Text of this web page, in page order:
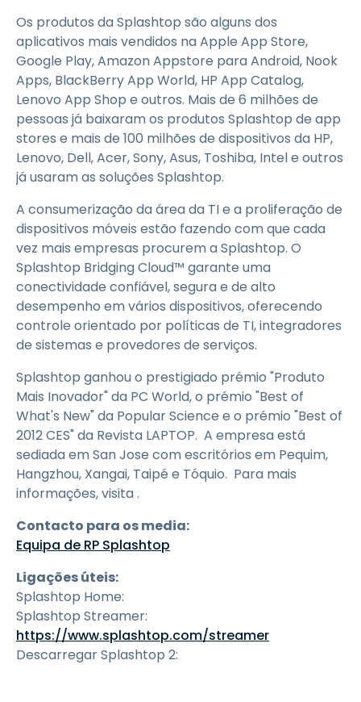
Os produtos da Splashtop são alguns dos
aplicativos mais vendidos na Apple App Store,
Google Play, Amazon Appstore para Android, Nook
Apps, BlackBerry App World, HP App Catalog,
Lenovo App Shop e outros. Mais de 6 milhões de
pessoas já baixaram os produtos Splashtop de app
stores e mais de 100 milhões de dispositivos da HP,
Lenovo, Dell, Acer, Sony, Asus, Toshiba, Intel e outros
já usaram as soluções Splashtop.
A consumerização da área da TI e a proliferação de
dispositivos móveis estão fazendo com que cada
vez mais empresas procurem a Splashtop. O
Splashtop Bridging Cloud™ garante uma
conectividade confiável, segura e de alto
desempenho em vários dispositivos, oferecendo
controle orientado por políticas de TI, integradores
de sistemas e provedores de serviços.
Splashtop ganhou o prestigiado prémio "Produto
Mais Inovador" da PC World, o prémio "Best of
What's New" da Popular Science e o prémio "Best of
2012 CES" da Revista LAPTOP. A empresa está
sediada em San Jose com escritórios em Pequim,
Hangzhou, Xangai, Taipé e Tóquio. Para mais
informações, visita.
Contacto para os media:
Equipa de RP Splashtop
Ligações úteis:
Splashtop Home:
Splashtop Streamer:
https://www.splashtop.com/streamer
Descarregar Splashtop 2: